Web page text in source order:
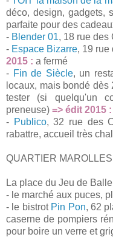
déco, design, gadgets,
parfaite pour des
- Blender 01, 18 rue des
- Espace Bizarre, 19 rue
2015 : a fermé
- Fin de Siècle, un
locaux, mais bondé
tester (si quelqu'un
preneuse) => édit 2015 :
- Publico, 32 rue des
rabattre, accueil très
QUARTIER MAROLLES
La place du Jeu de
- le marché aux puces,
- le bistrot Pin Pon, 62
caserne de pompiers
pour boire un verre et